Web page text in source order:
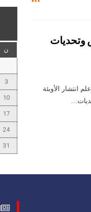
انتشار الأوبئة
ن
3
10
17
24
31